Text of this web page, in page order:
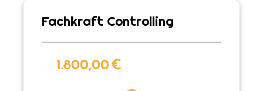
Fachkraft Controlling
1.800,00€